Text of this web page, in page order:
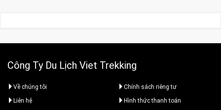
Công Ty Du Lịch Viet Trekking
Về chúng tôi
Chính sách riêng tư
Liên hệ
Hình thức thanh toán